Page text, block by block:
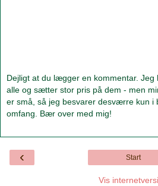
Dejligt at du lægger en kommentar. Jeg
alle og sætter stor pris på dem - men
er små, så jeg besvarer desværre kun i
omfang. Bær over med mig!
‹ Start
Vis